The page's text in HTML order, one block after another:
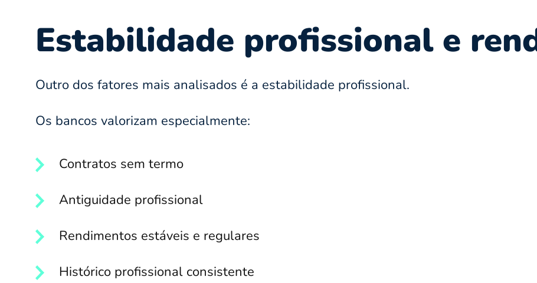
Estabilidade profissional e
Outro dos fatores mais analisados é a estabilidade profissional.
Os bancos valorizam especialmente:
Contratos sem termo
Antiguidade profissional
Rendimentos estáveis e regulares
Histórico profissional consistente